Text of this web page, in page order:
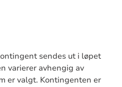
sendes ut i løpet
varierer avhengig av
er valgt. Kontingenten er